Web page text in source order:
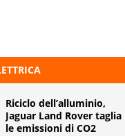
Riciclo dell’alluminio,
Jaguar Land Rover taglia
le emissioni di CO2